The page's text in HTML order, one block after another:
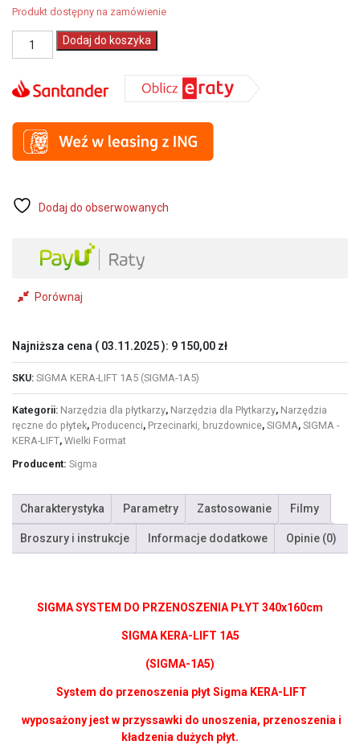
Produkt dostępny na zamówienie
ilość
SIGMA
DO
PRZENOSZENIA
340x160cm
SIGMA
KERA-
(SIGMA-
Dodaj do koszyka
Dodaj do obserwowanych
Porównaj
Najniższa cena ( 03.11.2025): 9 150,00 zł
SKU: SIGMA KERA-LIFT 1A5 (SIGMA-1A5)
Kategorii: Narzędzia dla płytkarzy, Narzędzia dla Płytkarzy, Narzędzia
ręczne do płytek, Producenci, Przecinarki, bruzdownice, SIGMA, SIGMA -
KERA-LIFT, Wielki Format
Producent: Sigma
Charakterystyka Parametry Zastosowanie Filmy
Broszury i instrukcje Informacje dodatkowe Opinie (0)
SIGMA SYSTEM DO PRZENOSZENIA PŁYT 340x160cm
SIGMA KERA-LIFT 1A5
(SIGMA-1A5)
System do przenoszenia płyt Sigma KERA-LIFT
wyposażony jest w przyssawki do unoszenia, przenoszenia i
kładzenia dużych płyt.